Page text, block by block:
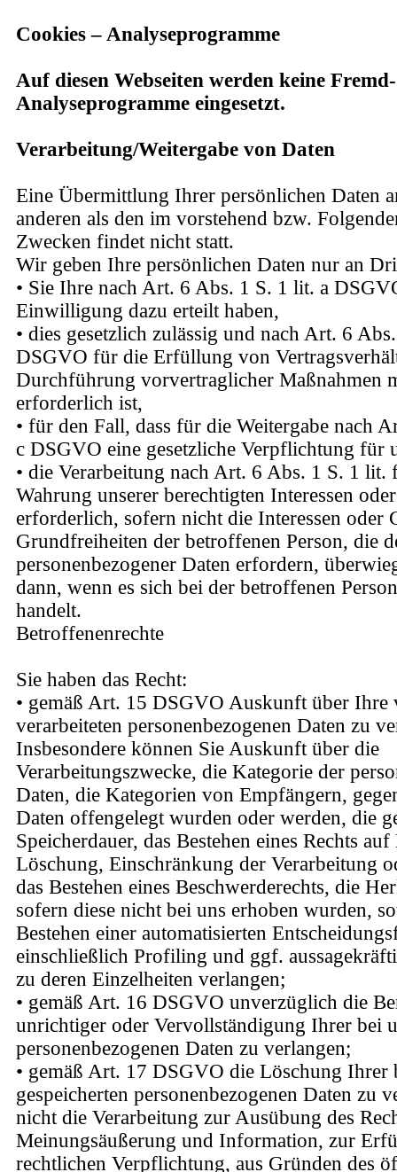
Cookies – Analyseprogramme
Auf diesen Webseiten werden keine
Analyseprogramme eingesetzt.
Verarbeitung/Weitergabe von Daten
Eine Übermittlung Ihrer persönlichen Daten
anderen als den im vorstehend bzw.
Zwecken findet nicht statt.
Wir geben Ihre persönlichen Daten nur an
• Sie Ihre nach Art. 6 Abs. 1 S. 1 lit. a
Einwilligung dazu erteilt haben,
• dies gesetzlich zulässig und nach Art. 6
DSGVO für die Erfüllung von
Durchführung vorvertraglicher Maßnahmen
erforderlich ist,
• für den Fall, dass für die Weitergabe nach
c DSGVO eine gesetzliche Verpflichtung für
• die Verarbeitung nach Art. 6 Abs. 1 S. 1
Wahrung unserer berechtigten Interessen
erforderlich, sofern nicht die Interessen oder
Grundfreiheiten der betroffenen Person, die
personenbezogener Daten erfordern,
dann, wenn es sich bei der betroffenen
handelt.
Betroffenenrechte
Sie haben das Recht:
• gemäß Art. 15 DSGVO Auskunft über Ihre
verarbeiteten personenbezogenen Daten zu
Insbesondere können Sie Auskunft über die
Verarbeitungszwecke, die Kategorie der
Daten, die Kategorien von Empfängern,
Daten offengelegt wurden oder werden, die
Speicherdauer, das Bestehen eines Rechts
Löschung, Einschränkung der Verarbeitung
das Bestehen eines Beschwerderechts, die
sofern diese nicht bei uns erhoben wurden,
Bestehen einer automatisierten
einschließlich Profiling und ggf.
zu deren Einzelheiten verlangen;
• gemäß Art. 16 DSGVO unverzüglich die
unrichtiger oder Vervollständigung Ihrer bei
personenbezogenen Daten zu verlangen;
• gemäß Art. 17 DSGVO die Löschung Ihrer
gespeicherten personenbezogenen Daten zu
nicht die Verarbeitung zur Ausübung des
Meinungsäußerung und Information, zur
rechtlichen Verpflichtung, aus Gründen des